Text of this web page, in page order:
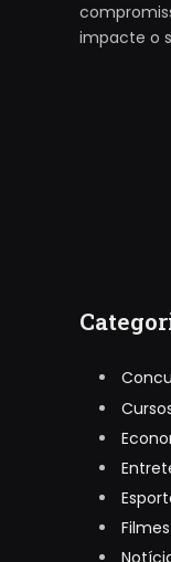
impacte o